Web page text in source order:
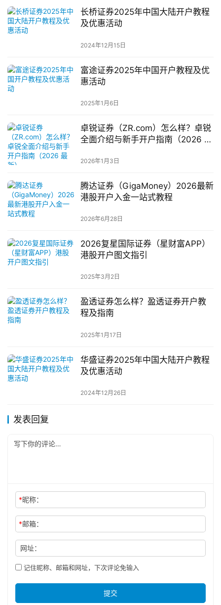
长桥证券2025年中国大陆开户教程
及优惠活动
2024年12月15日
富途证券2025年中国开户教程及优
惠活动
2025年1月6日
卓锐证券（ZR.com）怎么样？卓锐
全面介绍与新手开户指南（2026 最
2026年1月3日
腾达证券（GigaMoney）2026最新
港股开户入金一站式教程
2026年6月28日
2026复星国际证券（星财富APP）
港股开户图文指引
2025年3月2日
盈透证券怎么样？盈透证券开户教
程及指南
2025年1月17日
华盛证券2025年中国大陆开户教程
及优惠活动
2024年12月26日
发表回复
*昵称：
*邮箱：
网址：
记住昵称、邮箱和网址，下次评论免输入
提交